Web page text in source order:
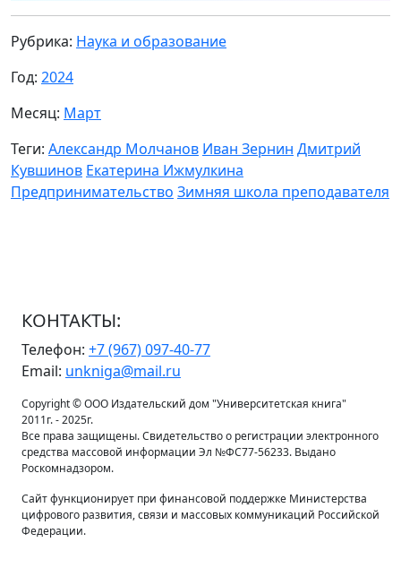
Рубрика: Наука и образование
Год: 2024
Месяц: Март
Теги: Александр Молчанов Иван Зернин Дмитрий
Кувшинов Екатерина Ижмулкина
Предпринимательство Зимняя школа преподавателя
КОНТАКТЫ:
Телефон: +7 (967) 097-40-77
Email: unkniga@mail.ru
Copyright © ООО Издательский дом "Университетская книга"
2011г. - 2025г.
Все права защищены. Свидетельство о регистрации электронного
средства массовой информации Эл №ФС77-56233. Выдано
Роскомнадзором.
Сайт функционирует при финансовой поддержке Министерства
цифрового развития, связи и массовых коммуникаций Российской
Федерации.